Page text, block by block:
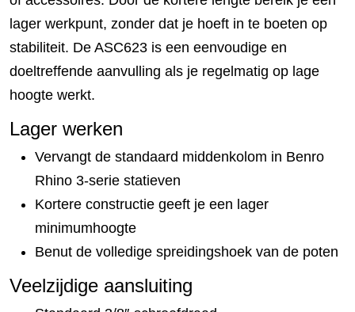
lager werkpunt, zonder dat je hoeft in te boeten op
stabiliteit. De ASC623 is een eenvoudige en
doeltreffende aanvulling als je regelmatig op lage
hoogte werkt.
Lager werken
Vervangt de standaard middenkolom in Benro
Rhino 3-serie statieven
Kortere constructie geeft je een lager
minimumhoogte
Benut de volledige spreidingshoek van de poten
Veelzijdige aansluiting